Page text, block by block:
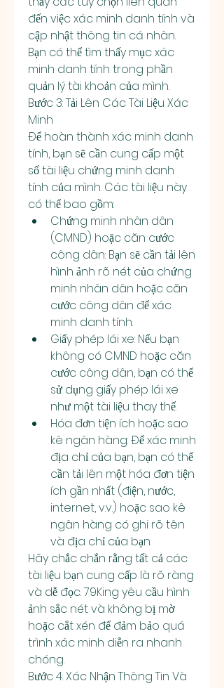
đến việc xác minh danh tính và
cập nhật thông tin cá nhân.
Bạn có thể tìm thấy mục xác
minh danh tính trong phần
quản lý tài khoản của mình.
Bước 3: Tải Lên Các Tài Liệu Xác
Minh
Để hoàn thành xác minh danh
tính, bạn sẽ cần cung cấp một
số tài liệu chứng minh danh
tính của mình. Các tài liệu này
có thể bao gồm:
Chứng minh nhân dân
(CMND) hoặc căn cước
công dân: Bạn sẽ cần tải lên
hình ảnh rõ nét của chứng
minh nhân dân hoặc căn
cước công dân để xác
minh danh tính.
Giấy phép lái xe: Nếu bạn
không có CMND hoặc căn
cước công dân, bạn có thể
sử dụng giấy phép lái xe
như một tài liệu thay thế.
Hóa đơn tiện ích hoặc sao
kê ngân hàng: Để xác minh
địa chỉ của bạn, bạn có thể
cần tải lên một hóa đơn tiện
ích gần nhất (điện, nước,
internet, v.v.) hoặc sao kê
ngân hàng có ghi rõ tên
và địa chỉ của bạn.
Hãy chắc chắn rằng tất cả các
tài liệu bạn cung cấp là rõ ràng
và dễ đọc. 79King yêu cầu hình
ảnh sắc nét và không bị mờ
hoặc cắt xén để đảm bảo quá
trình xác minh diễn ra nhanh
chóng.
Bước 4: Xác Nhận Thông Tin Và